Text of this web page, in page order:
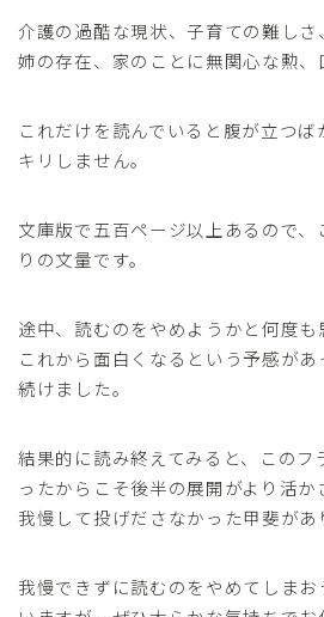
介護の過酷な現状、子育ての難し
姉の存在、家のことに無関心な勲、
これだけを読んでいると腹が立つ
キリしません。
文庫版で五百ページ以上あるので
りの文量です。
途中、読むのをやめようかと何度
これから面白くなるという予感が
続けました。
結果的に読み終えてみると、このフ
ったからこそ後半の展開がより活か
我慢して投げださなかった甲斐があ
我慢できずに読むのをやめてしま